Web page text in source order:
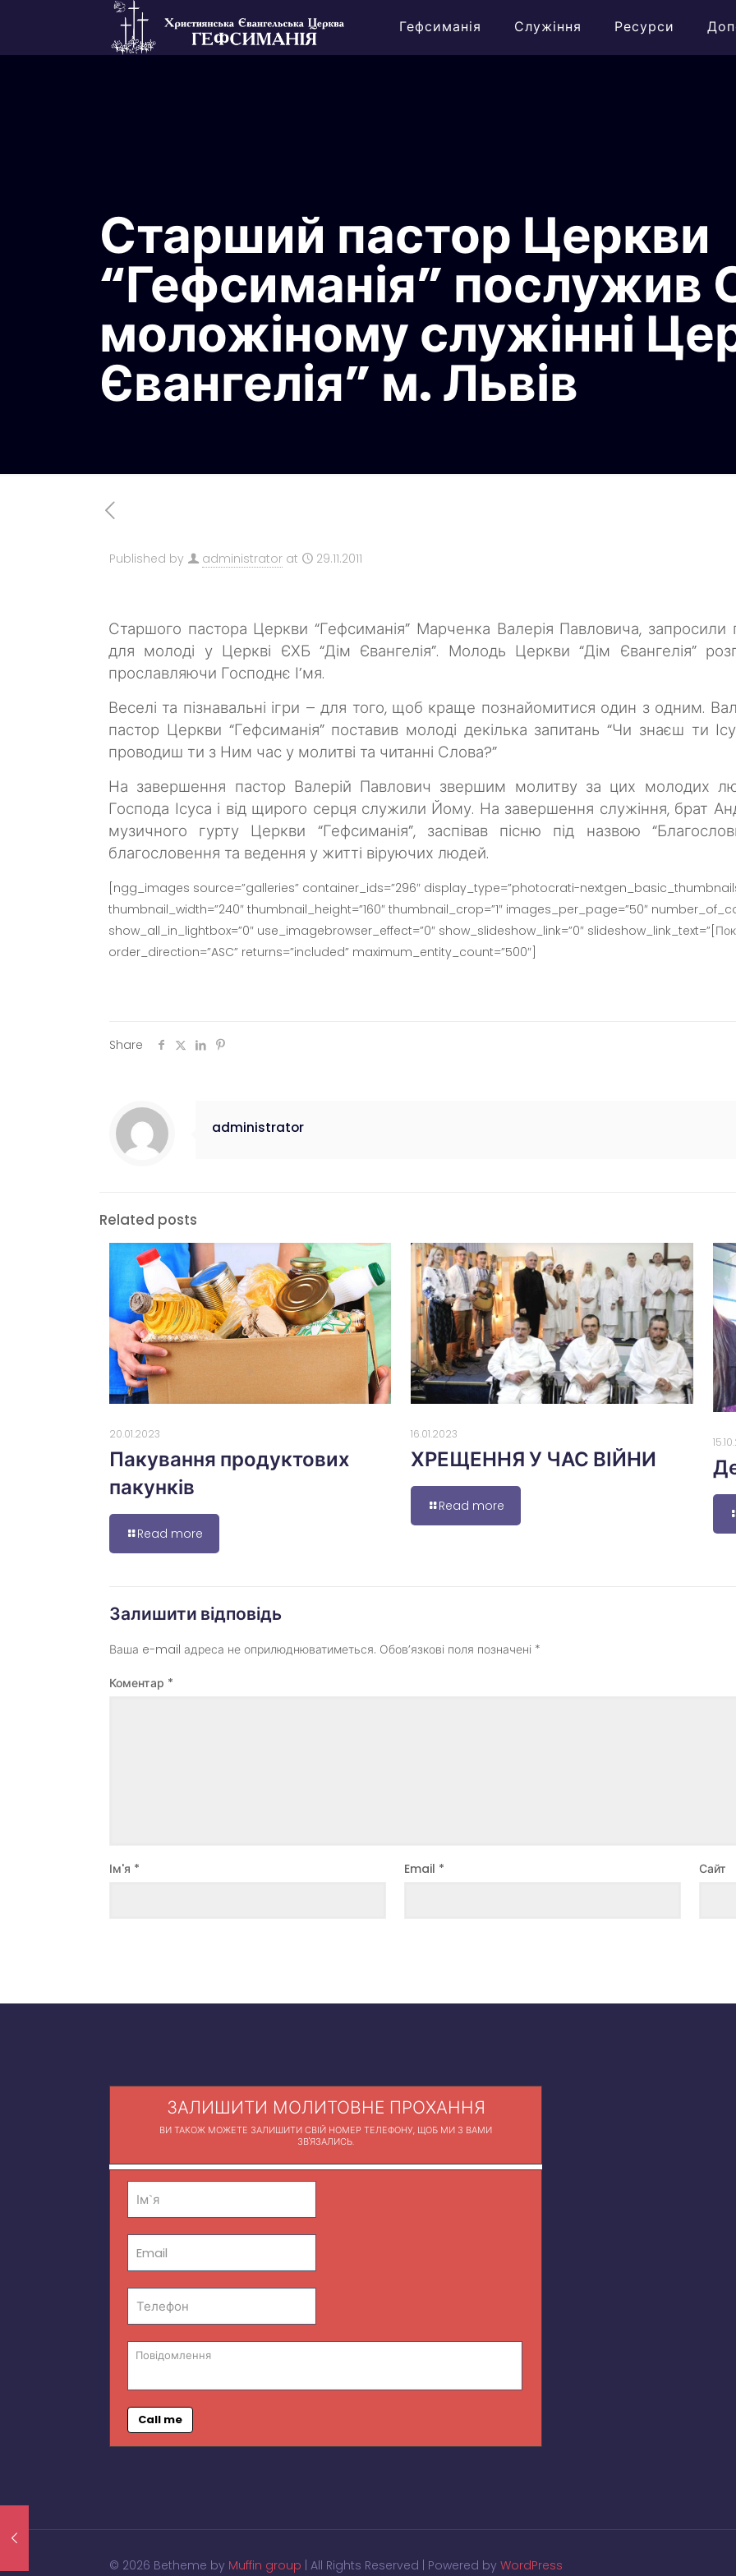
Гефсиманія Служіння Ресурси
Старший пастор Церкви
“Гефсиманія” послужив
моложіному служінні
Євангелія” м. Львів
Published by administrator at 29.11.2011
Старшого пастора Церкви “Гефсиманія” Марченка Валерія Павловича,
для молоді у Церкві ЄХБ “Дім Євангелія”. Молодь Церкви “Дім Євангелія”
прославляючи Господнє І’мя.
Веселі та пізнавальні ігри – для того, щоб краще познайомитися один з одним.
пастор Церкви “Гефсиманія” поставив молоді декілька запитань “Чи знаєш ти
проводиш ти з Ним час у молитві та читанні Слова?”
На завершення пастор Валерій Павлович звершим молитву за цих молодих
Господа Ісуса і від щирого серця служили Йому. На завершення служіння, брат
музичного гурту Церкви “Гефсиманія”, заспівав пісню під назвою
благословення та ведення у житті віруючих людей.
[ngg_images source=”galleries” container_ids=”296″ display_type=”photocrati-
thumbnail_width=”240″ thumbnail_height=”160″ thumbnail_crop=”1″ images_per_page=”50″
show_all_in_lightbox=”0″ use_imagebrowser_effect=”0″ show_slideshow_link=”0″
order_direction=”ASC” returns=”included” maximum_entity_count=”500″]
Share
administrator
Related posts
20.01.2023
Пакування продуктових
пакунків
Read more
16.01.2023
ХРЕЩЕННЯ У ЧАС ВІЙНИ
Read more
Залишити відповідь
Ваша e-mail адреса не оприлюднюватиметься. Обов’язкові поля позначені *
Коментар *
Ім'я * Email * Сайт
ЗАЛИШИТИ МОЛИТОВНЕ ПРОХАННЯ
ВИ ТАКОЖ МОЖЕТЕ ЗАЛИШИТИ СВІЙ НОМЕР ТЕЛЕФОНУ, ЩОБ МИ З ВАМИ
ЗВ'ЯЗАЛИСЬ.
Call me
© 2026 Betheme by Muffin group | All Rights Reserved | Powered by WordPress